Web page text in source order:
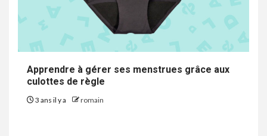
Apprendre à gérer ses menstrues grâce aux
culottes de règle
3 ans il y a romain